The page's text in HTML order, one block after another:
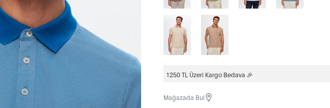
1250 TL Üzeri Kargo Bedava 🎉
Mağazada Bul